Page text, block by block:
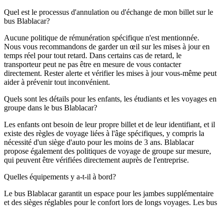
Quel est le processus d'annulation ou d'échange de mon billet sur le
bus Blablacar?
Aucune politique de rémunération spécifique n'est mentionnée.
Nous vous recommandons de garder un œil sur les mises à jour en
temps réel pour tout retard. Dans certains cas de retard, le
transporteur peut ne pas être en mesure de vous contacter
directement. Rester alerte et vérifier les mises à jour vous-même peut
aider à prévenir tout inconvénient.
Quels sont les détails pour les enfants, les étudiants et les voyages en
groupe dans le bus Blablacar?
Les enfants ont besoin de leur propre billet et de leur identifiant, et il
existe des règles de voyage liées à l'âge spécifiques, y compris la
nécessité d'un siège d'auto pour les moins de 3 ans. Blablacar
propose également des politiques de voyage de groupe sur mesure,
qui peuvent être vérifiées directement auprès de l'entreprise.
Quelles équipements y a-t-il à bord?
Le bus Blablacar garantit un espace pour les jambes supplémentaire
et des sièges réglables pour le confort lors de longs voyages. Les bus